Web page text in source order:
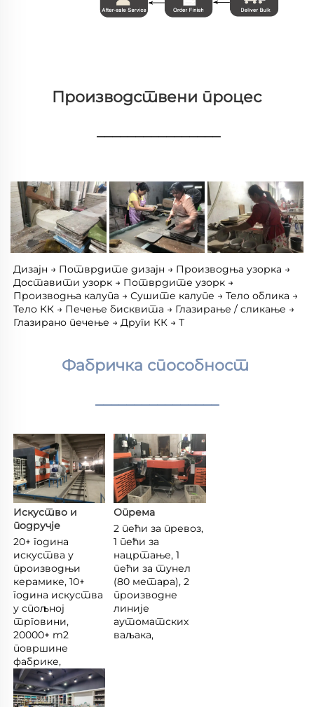
Производствени процес
________________
Дизајн → Потврдите дизајн → Производња узорка →
Доставити узорк → Потврдите узорк →
Производња калупа → Сушите калупе → Тело облика →
Тело КК → Печење бисквита → Глазирање / сликање →
Глазирано печење → Други КК → Т
Фабричка способност
________________
Искуство и
подручје
20+ година
искуства у
производњи
керамике, 10+
година искуства
у спољној
трговини,
20000+ m2
површине
фабрике,
Опрема
2 пећи за превоз,
1 пећи за
нацртање, 1
пећи за тунел
(80 метара), 2
производне
линије
аутоматских
ваљака,